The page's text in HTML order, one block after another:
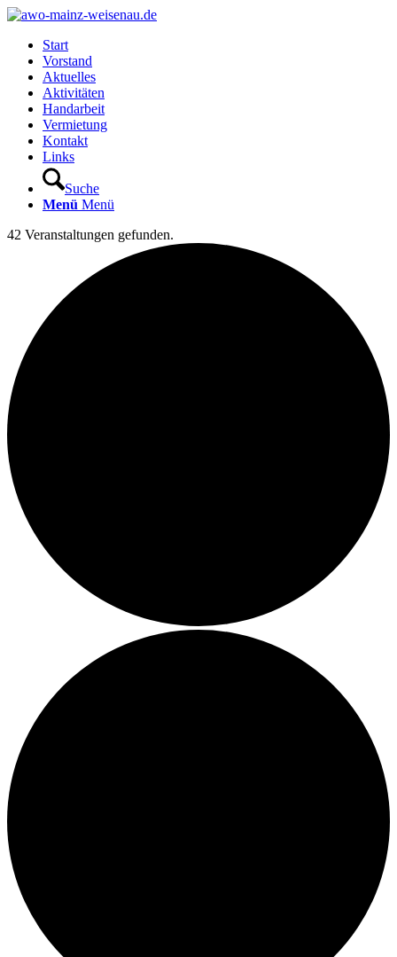
Start
Vorstand
Aktuelles
Aktivitäten
Handarbeit
Vermietung
Kontakt
Links
Suche
Menü Menü
42 Veranstaltungen gefunden.